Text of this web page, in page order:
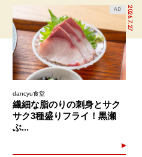
2026.7.27
AD
dancyu食堂
繊細な脂のりの刺身とサク
サク3種盛りフライ！黒瀬
ぶ...